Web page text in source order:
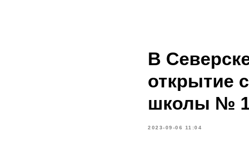
В
открытие
школы №
2023-09-06 11:04